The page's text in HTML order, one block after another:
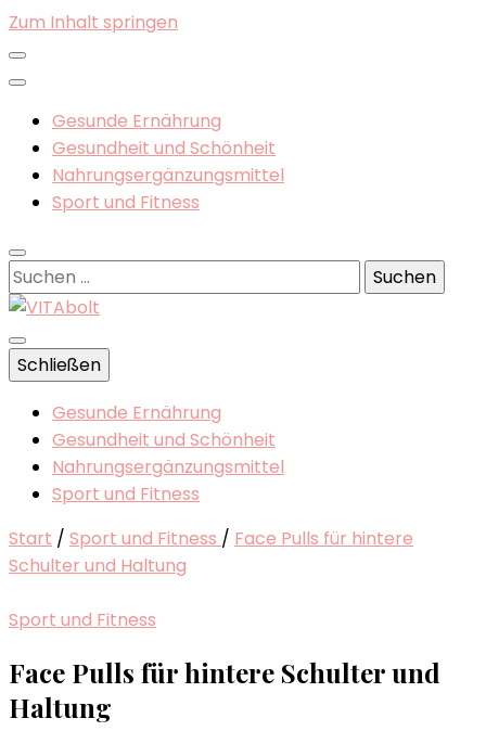
Zum Inhalt springen
Gesunde Ernährung
Gesundheit und Schönheit
Nahrungsergänzungsmittel
Sport und Fitness
Suchen
nach:
VITAbolt
Gesunde Ernährung, Nahrungsergänzungsmittel
Schließen
Gesunde Ernährung
Gesundheit und Schönheit
Nahrungsergänzungsmittel
Sport und Fitness
Start / Sport und Fitness / Face Pulls für hintere
Schulter und Haltung
Sport und Fitness
Face Pulls für hintere Schulter und
Haltung